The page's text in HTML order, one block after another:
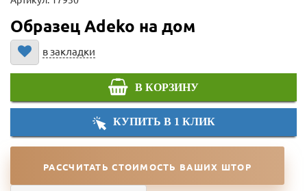
Образец Adeko на дом
в закладки
В КОРЗИНУ
КУПИТЬ В 1 КЛИК
РАССЧИТАТЬ СТОИМОСТЬ ВАШИХ ШТОР